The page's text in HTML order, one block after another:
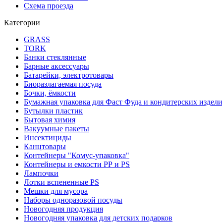
Схема проезда
Категории
GRASS
TORK
Банки стеклянные
Барные аксессуары
Батарейки, электротовары
Биоразлагаемая посуда
Бочки, ёмкости
Бумажная упаковка для Фаст Фуда и кондитерских
Бутылки пластик
Бытовая химия
Вакуумные пакеты
Инсектициды
Канцтовары
Контейнеры "Комус-упаковка"
Контейнеры и емкости РР и PS
Лампочки
Лотки вспененные PS
Мешки для мусора
Наборы одноразовой посуды
Новогодняя продукция
Новогодняя упаковка для детских подарков